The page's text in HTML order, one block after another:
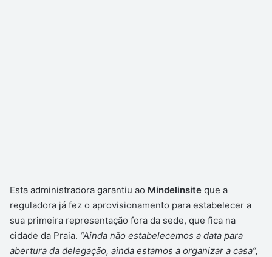
Esta administradora garantiu ao Mindelinsite que a
reguladora já fez o aprovisionamento para estabelecer a
sua primeira representação fora da sede, que fica na
cidade da Praia. “Ainda não estabelecemos a data para
abertura da delegação, ainda estamos a organizar a casa”,